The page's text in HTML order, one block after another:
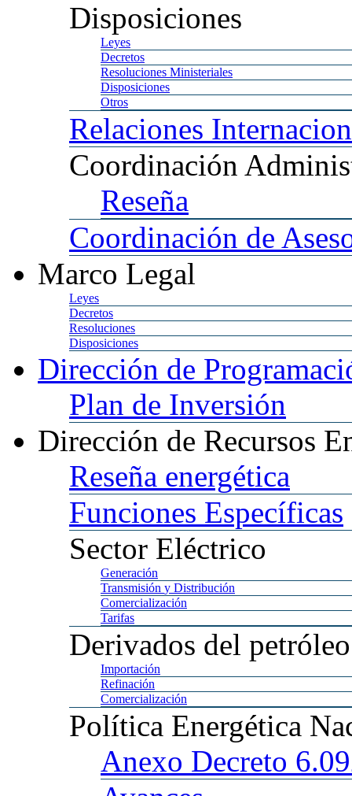
Disposiciones
Leyes
Decretos
Resoluciones Ministeriales
Disposiciones
Otros
Relaciones
Coordinación
Reseña
Coordinación de
Marco Legal
Leyes
Decretos
Resoluciones
Disposiciones
Dirección de
Plan de Inversión
Dirección de Recursos
Reseña energética
Funciones Específicas
Sector Eléctrico
Generación
Transmisión y Distribución
Comercialización
Tarifas
Derivados del petróleo
Importación
Refinación
Comercialización
Política Energética
Anexo Decreto